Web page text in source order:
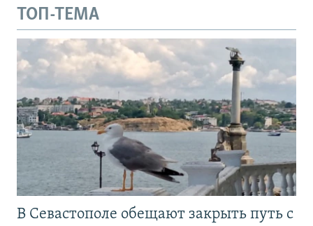
ТОП-ТЕМА
В Севастополе обещают закрыть путь с